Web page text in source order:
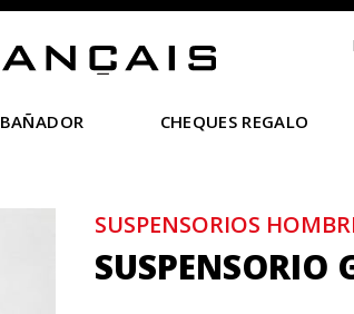
BAÑADOR CHEQUES REGALO
SUSPENSORIOS
SUSPENSORIO